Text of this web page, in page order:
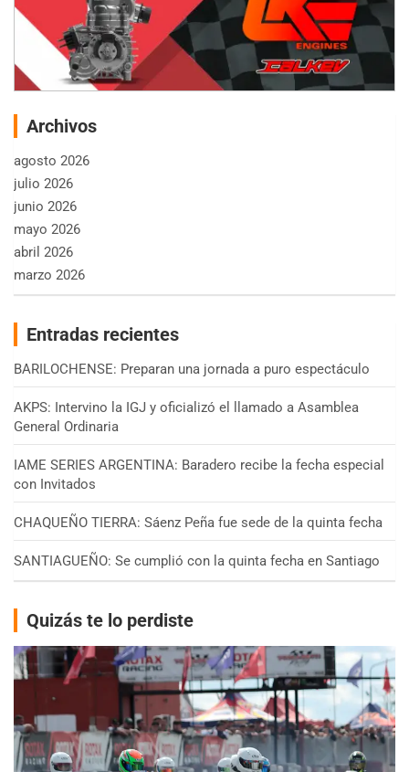
Archivos
agosto 2026
julio 2026
junio 2026
mayo 2026
abril 2026
marzo 2026
Entradas recientes
BARILOCHENSE: Preparan una jornada a puro espectáculo
AKPS: Intervino la IGJ y oficializó el llamado a Asamblea
General Ordinaria
IAME SERIES ARGENTINA: Baradero recibe la fecha especial
con Invitados
CHAQUEÑO TIERRA: Sáenz Peña fue sede de la quinta fecha
SANTIAGUEÑO: Se cumplió con la quinta fecha en Santiago
Quizás te lo perdiste